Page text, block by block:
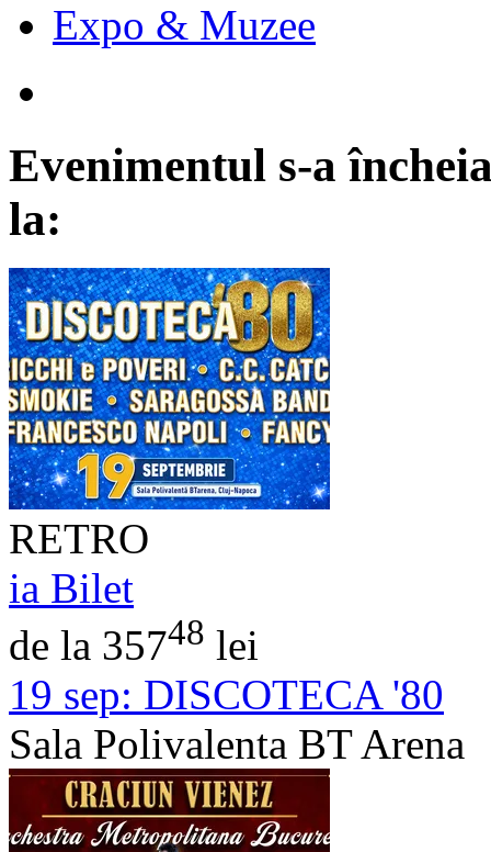
Expo & Muzee
Evenimentul s-a
la:
RETRO
ia Bilet
de la 35748 lei
19 sep: DISCOTECA '80
Sala Polivalenta BT Arena